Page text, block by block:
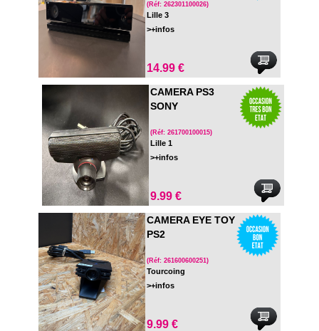
(Réf: 262301100026)
Lille 3
>+infos
14.99 €
CAMERA PS3
SONY
(Réf: 261700100015)
Lille 1
>+infos
9.99 €
CAMERA EYE TOY
PS2
(Réf: 261600600251)
Tourcoing
>+infos
9.99 €